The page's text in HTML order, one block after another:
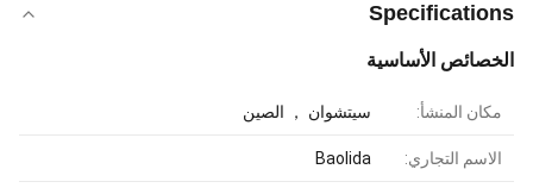
Specifications
الخصائص الأساسية
مكان المنشأ: سيتشوان ， الصين
الاسم التجاري: Baolida